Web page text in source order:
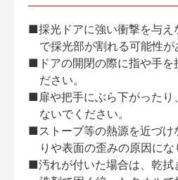
■採光ドアに強い衝撃を与え
で採光部が割れる可能性が
■ドアの開閉の際に指や手を
ださい。
■扉や把手にぶら下がったり
ないでください。
■ストーブ等の熱源を近づけ
りや表面の歪みの原因にな
■汚れが付いた場合は、乾拭